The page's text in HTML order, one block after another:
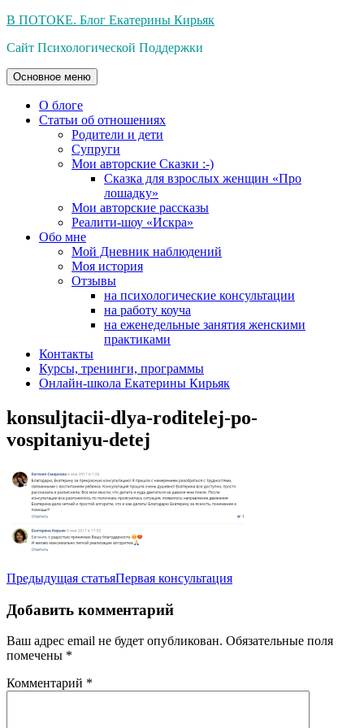
Перейти
содержимому
В ПОТОКЕ. Блог Екатерины Кирьяк
Сайт Психологической Поддержки
Основное меню
О блоге
Статьи об отношениях
Родители и дети
Супруги
Мои авторские Сказки :-)
Сказка для взрослых женщин «Про
лошадку»
Мои авторские рассказы
Реалити-шоу «Искра»
Обо мне
Мой Дневник наблюдений
Моя история
Отзывы
на психологические консультации
на работу коуча
на еженедельные занятия женскими
практиками
Контакты
Курсы, тренинги, программы
Онлайн-школа Екатерины Кирьяк
konsuljtacii-dlya-roditelej-po-
vospitaniyu-detej
Навигация
по
записям
Предыдущая статьяПервая консультация
Добавить комментарий
Ваш адрес email не будет опубликован. Обязательные поля
помечены *
Комментарий *